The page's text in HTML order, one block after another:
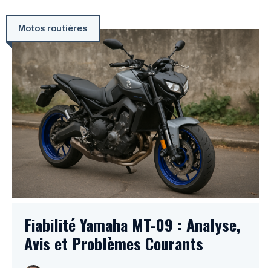
Motos routières
Fiabilité Yamaha MT-09 : Analyse,
Avis et Problèmes Courants